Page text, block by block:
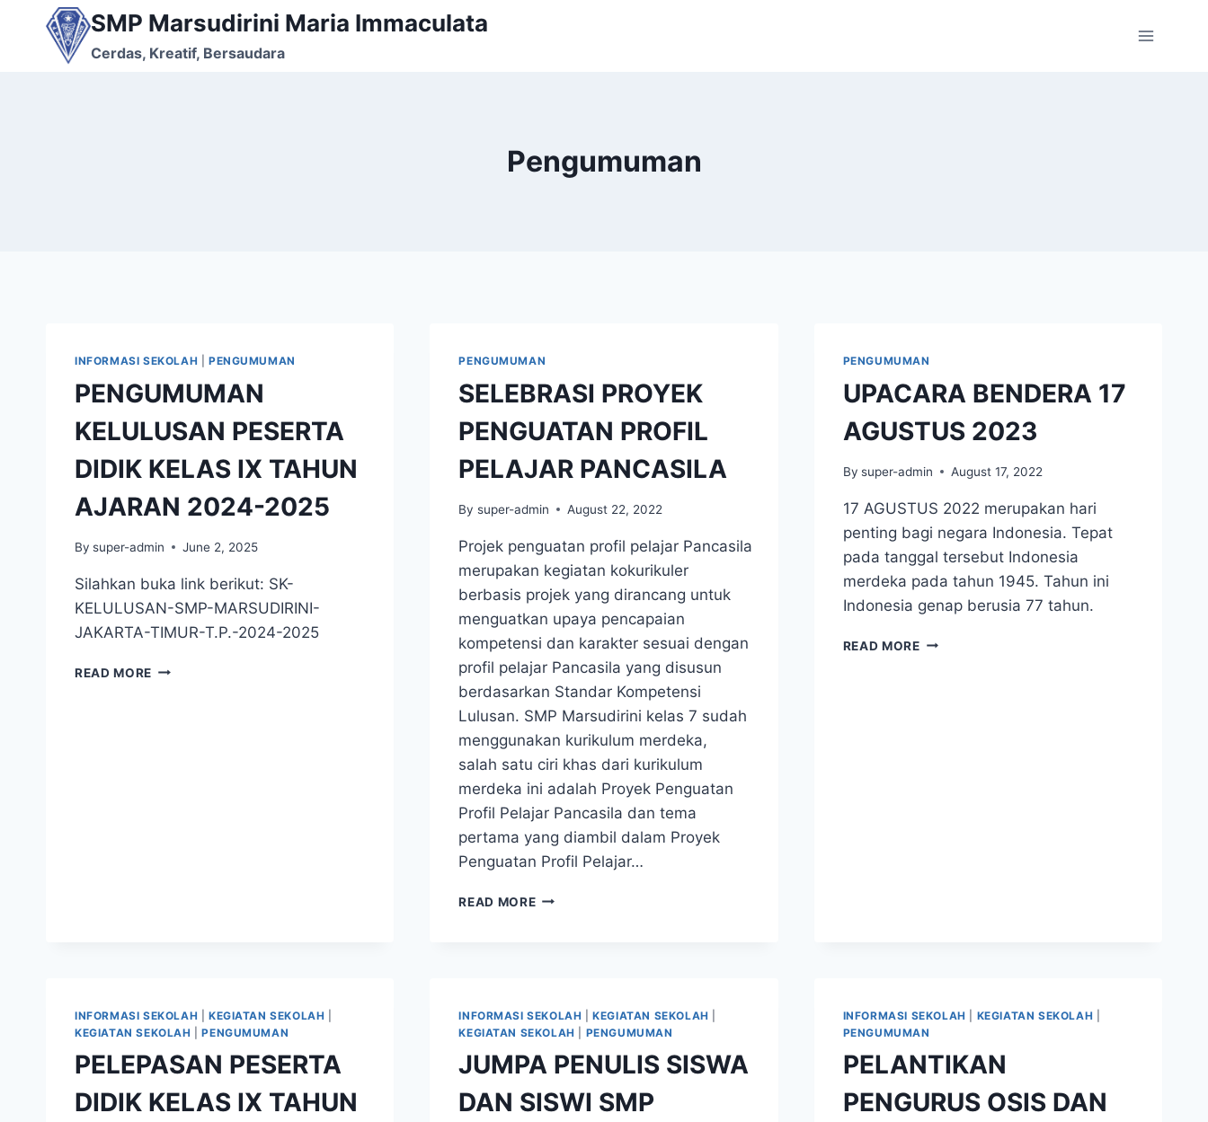
SMP Marsudirini Maria Immaculata
Cerdas, Kreatif, Bersaudara
Pengumuman
INFORMASI SEKOLAH PENGUMUMAN
PENGUMUMAN
KELULUSAN PESERTA
DIDIK KELAS IX TAHUN
AJARAN 2024-2025
By super-admin June 2, 2025
Silahkan buka link berikut: SK-
KELULUSAN-SMP-MARSUDIRINI-
JAKARTA-TIMUR-T.P.-2024-2025
READ MORE PENGUMUMAN
PENGUMUMAN
SELEBRASI PROYEK
PENGUATAN PROFIL
PELAJAR PANCASILA
By super-admin August 22, 2022
Projek penguatan profil pelajar Pancasila
merupakan kegiatan kokurikuler
berbasis projek yang dirancang untuk
menguatkan upaya pencapaian
kompetensi dan karakter sesuai dengan
profil pelajar Pancasila yang disusun
berdasarkan Standar Kompetensi
Lulusan. SMP Marsudirini kelas 7 sudah
menggunakan kurikulum merdeka,
salah satu ciri khas dari kurikulum
merdeka ini adalah Proyek Penguatan
Profil Pelajar Pancasila dan tema
pertama yang diambil dalam Proyek
Penguatan Profil Pelajar…
READ MORESELEBRASI
PENGUMUMAN
UPACARA BENDERA 17
AGUSTUS 2023
By super-admin August 17, 2022
17 AGUSTUS 2022 merupakan hari
penting bagi negara Indonesia. Tepat
pada tanggal tersebut Indonesia
merdeka pada tahun 1945. Tahun ini
Indonesia genap berusia 77 tahun.
READ MOREUPACARA
INFORMASI SEKOLAH KEGIATAN SEKOLAH
KEGIATAN SEKOLAH
|PENGUMUMAN
PELEPASAN PESERTA
DIDIK KELAS IX TAHUN
INFORMASI SEKOLAH |KEGIATAN SEKOLAH
KEGIATAN SEKOLAH
PENGUMUMAN
JUMPA PENULIS SISWA
DAN SISWI SMP
INFORMASI SEKOLAH KEGIATAN SEKOLAH
PENGUMUMAN
PELANTIKAN
PENGURUS OSIS DAN